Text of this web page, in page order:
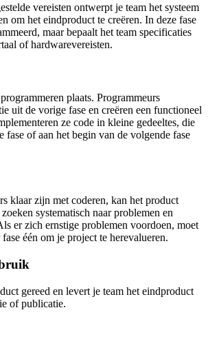
vereisten ontwerpt je team het systeem
om het eindproduct te creëren. In deze fase
maar bepaalt het team specificaties
of hardwarevereisten.
plaats. Programmeurs
uit de vorige fase en creëren een functioneel
ze code in kleine gedeeltes, die
fase of aan het begin van de volgende fase
klaar zijn met coderen, kan het product
systematisch naar problemen en
er zich ernstige problemen voordoen, moet
één om je project te herevalueren.
gereed en levert je team het eindproduct
of publicatie.